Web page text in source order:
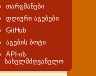
თარგმანები
დღიური აგებები
GitHub
აგების ბოტი
API-ის
სახელმძღვანელო